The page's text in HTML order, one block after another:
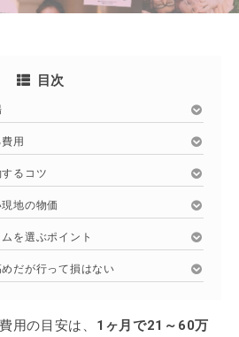
目次
用
るコツ
地の物価
を選ぶポイント
だが行って損はない
用の目安は、 1ヶ月で21～60万